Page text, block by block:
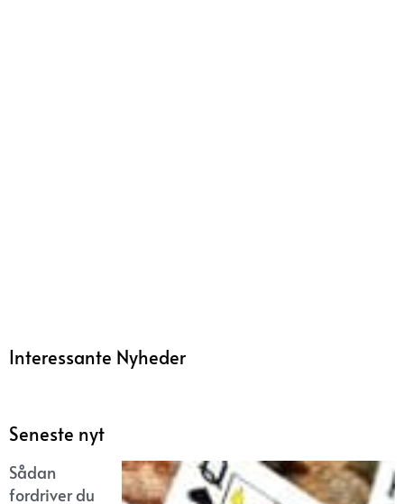
Interessante Nyheder
Seneste nyt
Sådan
fordriver du